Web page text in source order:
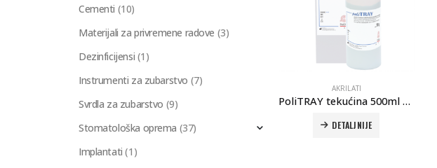
AKRILATI
PoliTRAY tekućina 500ml – Polident
DETALJNIJE
Cementi (10)
Materijali za privremene radove (3)
Dezinficijensi (1)
Instrumenti za zubarstvo (7)
Svrdla za zubarstvo (9)
Stomatološka oprema (37)
Implantati (1)